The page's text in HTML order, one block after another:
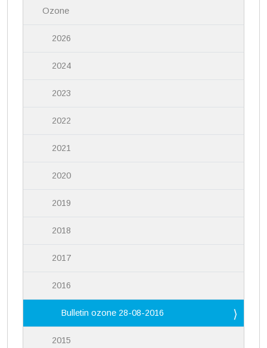
Ozone
2026
2024
2023
2022
2021
2020
2019
2018
2017
2016
Bulletin ozone 28-08-2016
2015